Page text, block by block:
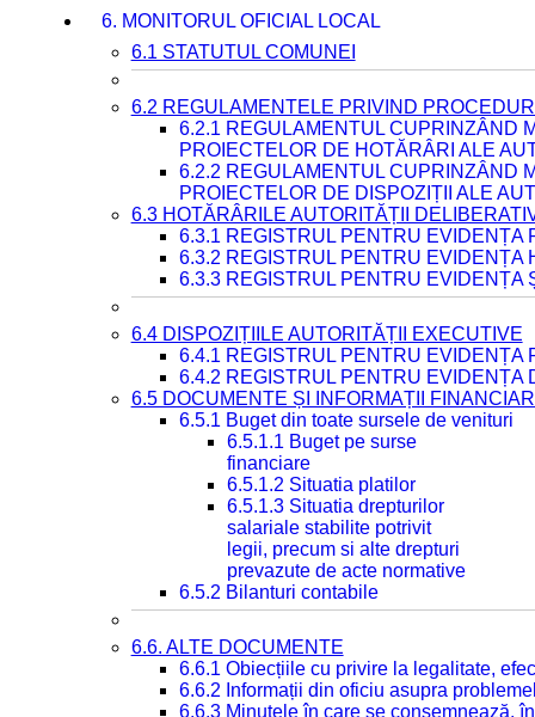
6. MONITORUL OFICIAL LOCAL
6.1 STATUTUL COMUNEI
6.2 REGULAMENTELE PRIVIND
6.2.1 REGULAMENTUL CUPRINZÂND
PROIECTELOR DE HOTĂRÂRI ALE
6.2.2 REGULAMENTUL CUPRINZÂND
PROIECTELOR DE DISPOZIȚII ALE
6.3 HOTĂRÂRILE AUTORITĂȚII
6.3.1 REGISTRUL PENTRU EVIDENȚA
6.3.2 REGISTRUL PENTRU EVIDENȚA
6.3.3 REGISTRUL PENTRU EVIDENȚA
6.4 DISPOZIȚIILE AUTORITĂȚII EXECUTIVE
6.4.1 REGISTRUL PENTRU EVIDENȚA
6.4.2 REGISTRUL PENTRU EVIDENȚA
6.5 DOCUMENTE ȘI INFORMAȚII
6.5.1 Buget din toate sursele de venituri
6.5.1.1 Buget pe surse
financiare
6.5.1.2 Situatia platilor
6.5.1.3 Situatia drepturilor
salariale stabilite potrivit
legii, precum si alte drepturi
prevazute de acte normative
6.5.2 Bilanturi contabile
6.6. ALTE DOCUMENTE
6.6.1 Obiecțiile cu privire la legalitate,
6.6.2 Informații din oficiu asupra
6.6.3 Minutele în care se consemnează,